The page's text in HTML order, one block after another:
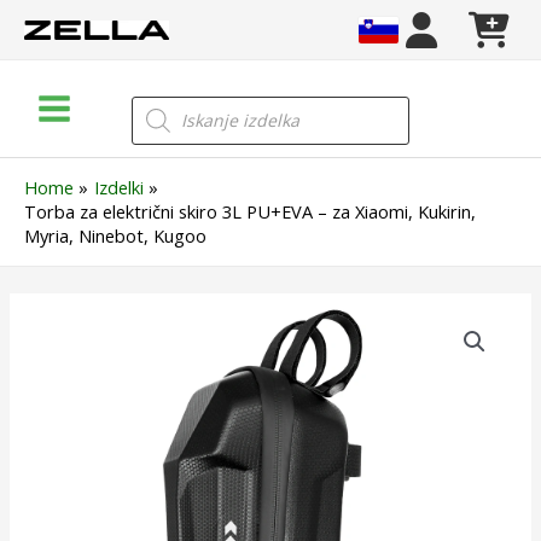
Menu
Products
search
Home
Izdelki
Torba za električni skiro 3L PU+EVA – za Xiaomi, Kukirin,
Myria, Ninebot, Kugoo